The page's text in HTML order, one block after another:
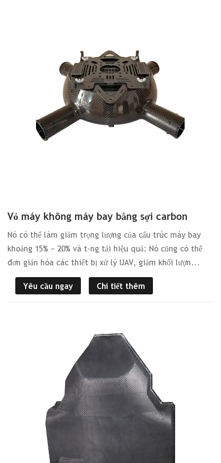
Vỏ máy không máy bay bằng sợi carbon
Nó có thể làm giảm trọng lượng của cấu trúc máy bay
khoảng 15% ~ 20% và tăng tải hiệu quả; Nó cũng có thể
đơn giản hóa các thiết bị xử lý UAV, giảm khối lượn...
Yêu cầu ngay Chi tiết thêm